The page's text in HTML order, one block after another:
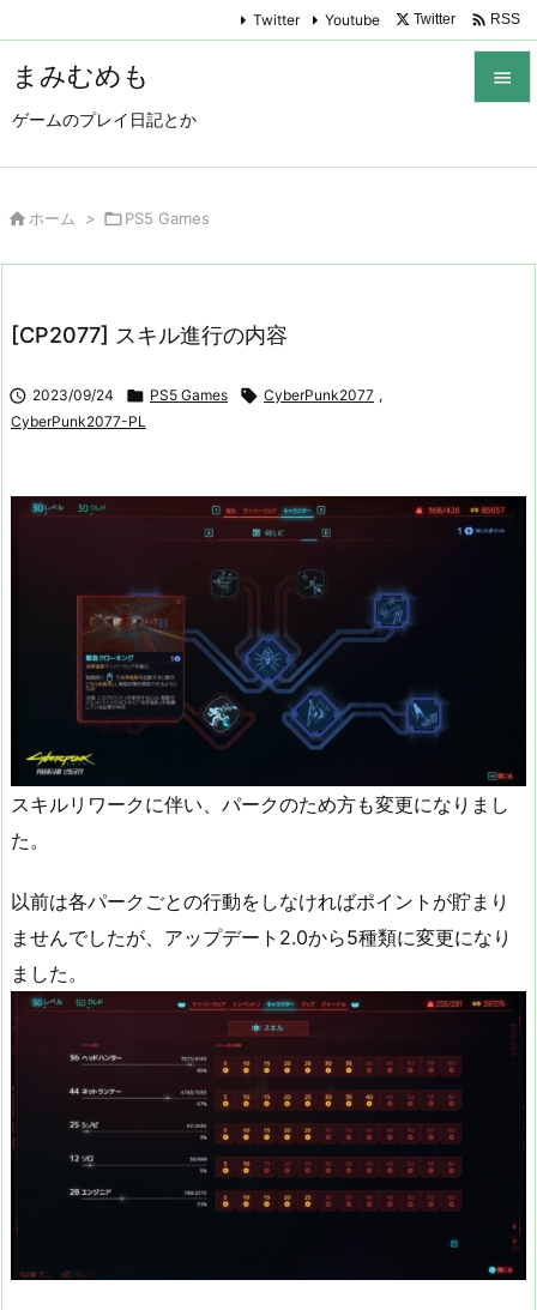
まみむめも
ゲームのプレイ日記とか

Twitter Youtube Twitter  RSS
 ホーム > PS5 Games
[CP2077] スキル進行の内容
 2023/09/24  PS5 Games  CyberPunk2077 ,
CyberPunk2077-PL
スキルリワークに伴い、パークのため方も変更になりまし
た。
以前は各パークごとの行動をしなければポイントが貯まり
ませんでしたが、アップデート2.0から5種類に変更になり
ました。